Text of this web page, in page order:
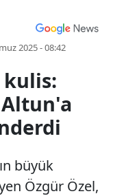
2025 - 08:42
kulis:
büyük
Özgür Özel,